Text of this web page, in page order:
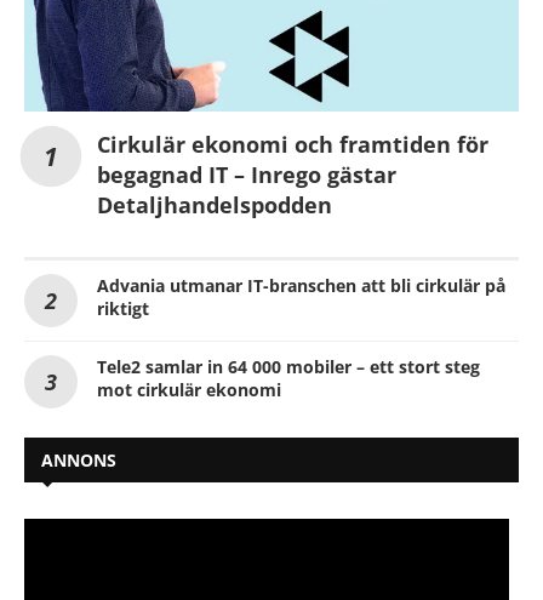
Cirkulär ekonomi och framtiden för
begagnad IT – Inrego gästar
Detaljhandelspodden
Advania utmanar IT-branschen att bli cirkulär på
riktigt
Tele2 samlar in 64 000 mobiler – ett stort steg
mot cirkulär ekonomi
ANNONS